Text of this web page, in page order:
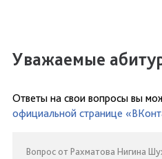
Уважаемые
Ответы на свои вопросы вы
официальной странице
Вопрос от Рахматова Нигина